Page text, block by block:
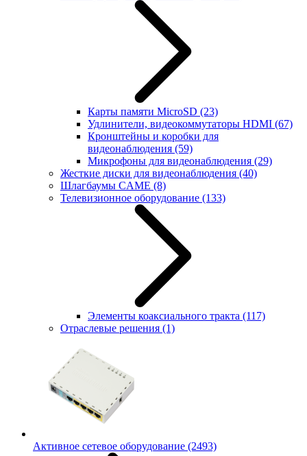
Карты памяти MicroSD (23)
Удлинители, видеокоммутаторы HDMI (67)
Кронштейны и коробки для
видеонаблюдения (59)
Микрофоны для видеонаблюдения (29)
Жесткие диски для видеонаблюдения (40)
Шлагбаумы CAME (8)
Телевизионное оборудование (133)
Элементы коаксиального тракта (117)
Отраслевые решения (1)
Активное сетевое оборудование (2493)